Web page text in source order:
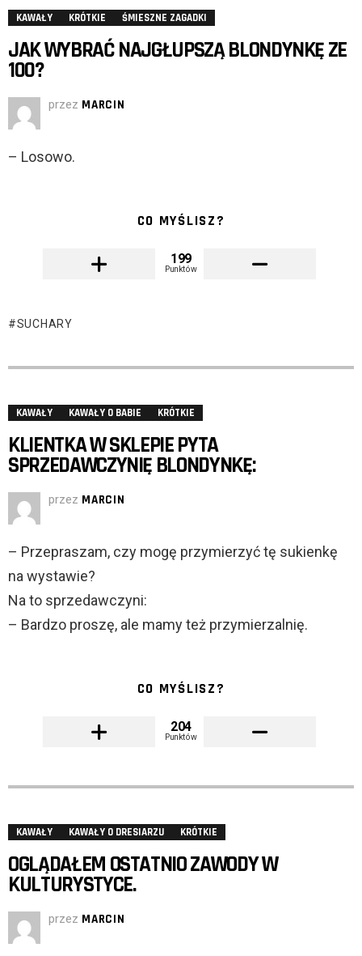
KAWAŁY KRÓTKIE ŚMIESZNE ZAGADKI
JAK WYBRAĆ NAJGŁUPSZĄ BLONDYNKĘ ZE
100?
przez MARCIN
– Losowo.
CO MYŚLISZ?
199
Punktów
SUCHARY
KAWAŁY KAWAŁY O BABIE KRÓTKIE
KLIENTKA W SKLEPIE PYTA
SPRZEDAWCZYNIĘ BLONDYNKĘ:
przez MARCIN
– Przepraszam, czy mogę przymierzyć tę sukienkę
na wystawie?
Na to sprzedawczyni:
– Bardzo proszę, ale mamy też przymierzalnię.
CO MYŚLISZ?
204
Punktów
KAWAŁY KAWAŁY O DRESIARZU KRÓTKIE
OGLĄDAŁEM OSTATNIO ZAWODY W
KULTURYSTYCE.
przez MARCIN